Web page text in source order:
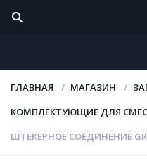
ГЛАВНАЯ МАГАЗИН
КОМПЛЕКТУЮЩИЕ ДЛЯ
ШТЕКЕРНОЕ СОЕДИНЕНИЕ